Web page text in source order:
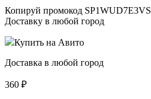
Копируй промокод SP1WUD7E3VS
Доставку в любой город
Купить на Авито
Доставка в любой город
360 ₽